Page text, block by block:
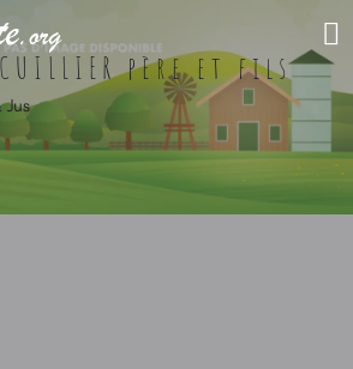
père et fils
Jus